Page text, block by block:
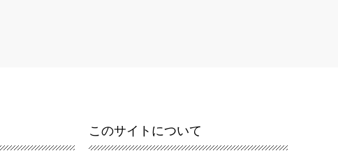
このサイトについて